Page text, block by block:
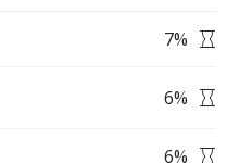
7%
6%
6%